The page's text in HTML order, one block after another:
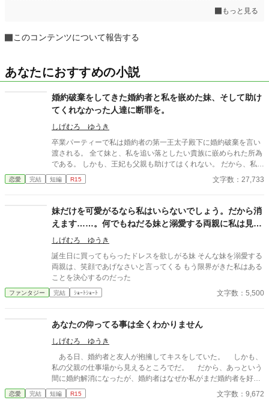
もっと見る
このコンテンツについて報告する
あなたにおすすめの小説
婚約破棄をしてきた婚約者と私を嵌めた妹、そして助け
てくれなかった人達に断罪を。
しげむろ ゆうき
卒業パーティーで私は婚約者の第一王太子殿下に婚約破棄を言い
渡される。 全て妹と、私を追い落としたい貴族に嵌められた所為
である。 しかも、王妃も父親も助けてはくれない。 だから、私
は……。
恋愛 完結 短編 R15 文字数：27,733
妹だけを可愛がるなら私はいらないでしょう。だから消
えます……。何でもねだる妹と溺愛する両親に私は見切
りをつける。
しげむろ ゆうき
誕生日に買ってもらったドレスを欲しがる妹 そんな妹を溺愛する
両親は、笑顔であげなさいと言ってくる もう限界がきた私はある
ことを決心するのだった
ファンタジー 完結 ｼｮｰﾄｼｮｰﾄ 文字数：5,500
あなたの仰ってる事は全くわかりません
しげむろ ゆうき
ある日、婚約者と友人が抱擁してキスをしていた。 しかも、
私の父親の仕事場から見えるところでだ。 だから、あっという
間に婚約解消になったが、婚約者はなぜか私がまだ婚約者を好き
恋愛 完結 短編 R15 文字数：9,672